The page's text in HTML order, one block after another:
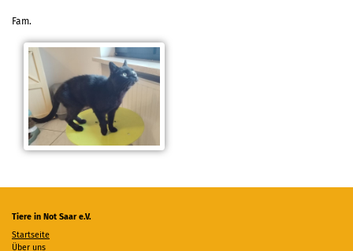
Fam.
Tiere in Not Saar e.V.
Startseite
Über uns